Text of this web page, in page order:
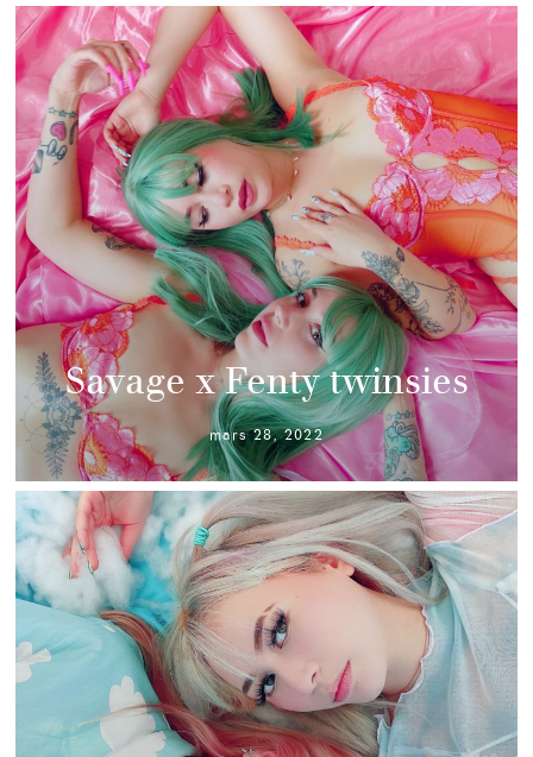
Savage x Fenty twinsies
mars 28, 2022